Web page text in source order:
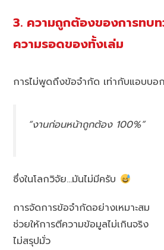
3. ความถูกต้องของการทบ
ความรอดของทั้งเล่ม
การไม่พูดถึงข้อจำกัด เท่ากับแอบบอ
“งานก่อนหน้าถูกต้อง 100%”
ซึ่งในโลกวิจัย…มันไม่มีครับ
การจัดการข้อจำกัดอย่างเหมาะสม
ช่วยให้การตีความข้อมูลไม่เกินจริง
ไม่สรุปมั่ว